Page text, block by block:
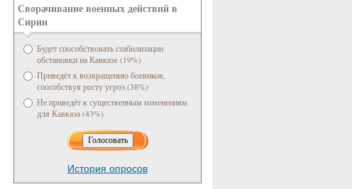
Сворачивание военных действий в
Сирии
Будет способствовать стабилизации
обстановки на Кавказе (19%)
Приведёт к возвращению боевиков,
способствуя росту угроз (38%)
Не приведёт к существенным изменениям
для Кавказа (43%)
История опросов